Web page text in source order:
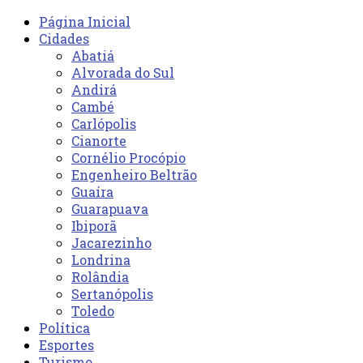
Página Inicial
Cidades
Abatiá
Alvorada do Sul
Andirá
Cambé
Carlópolis
Cianorte
Cornélio Procópio
Engenheiro Beltrão
Guaíra
Guarapuava
Ibiporã
Jacarezinho
Londrina
Rolândia
Sertanópolis
Toledo
Política
Esportes